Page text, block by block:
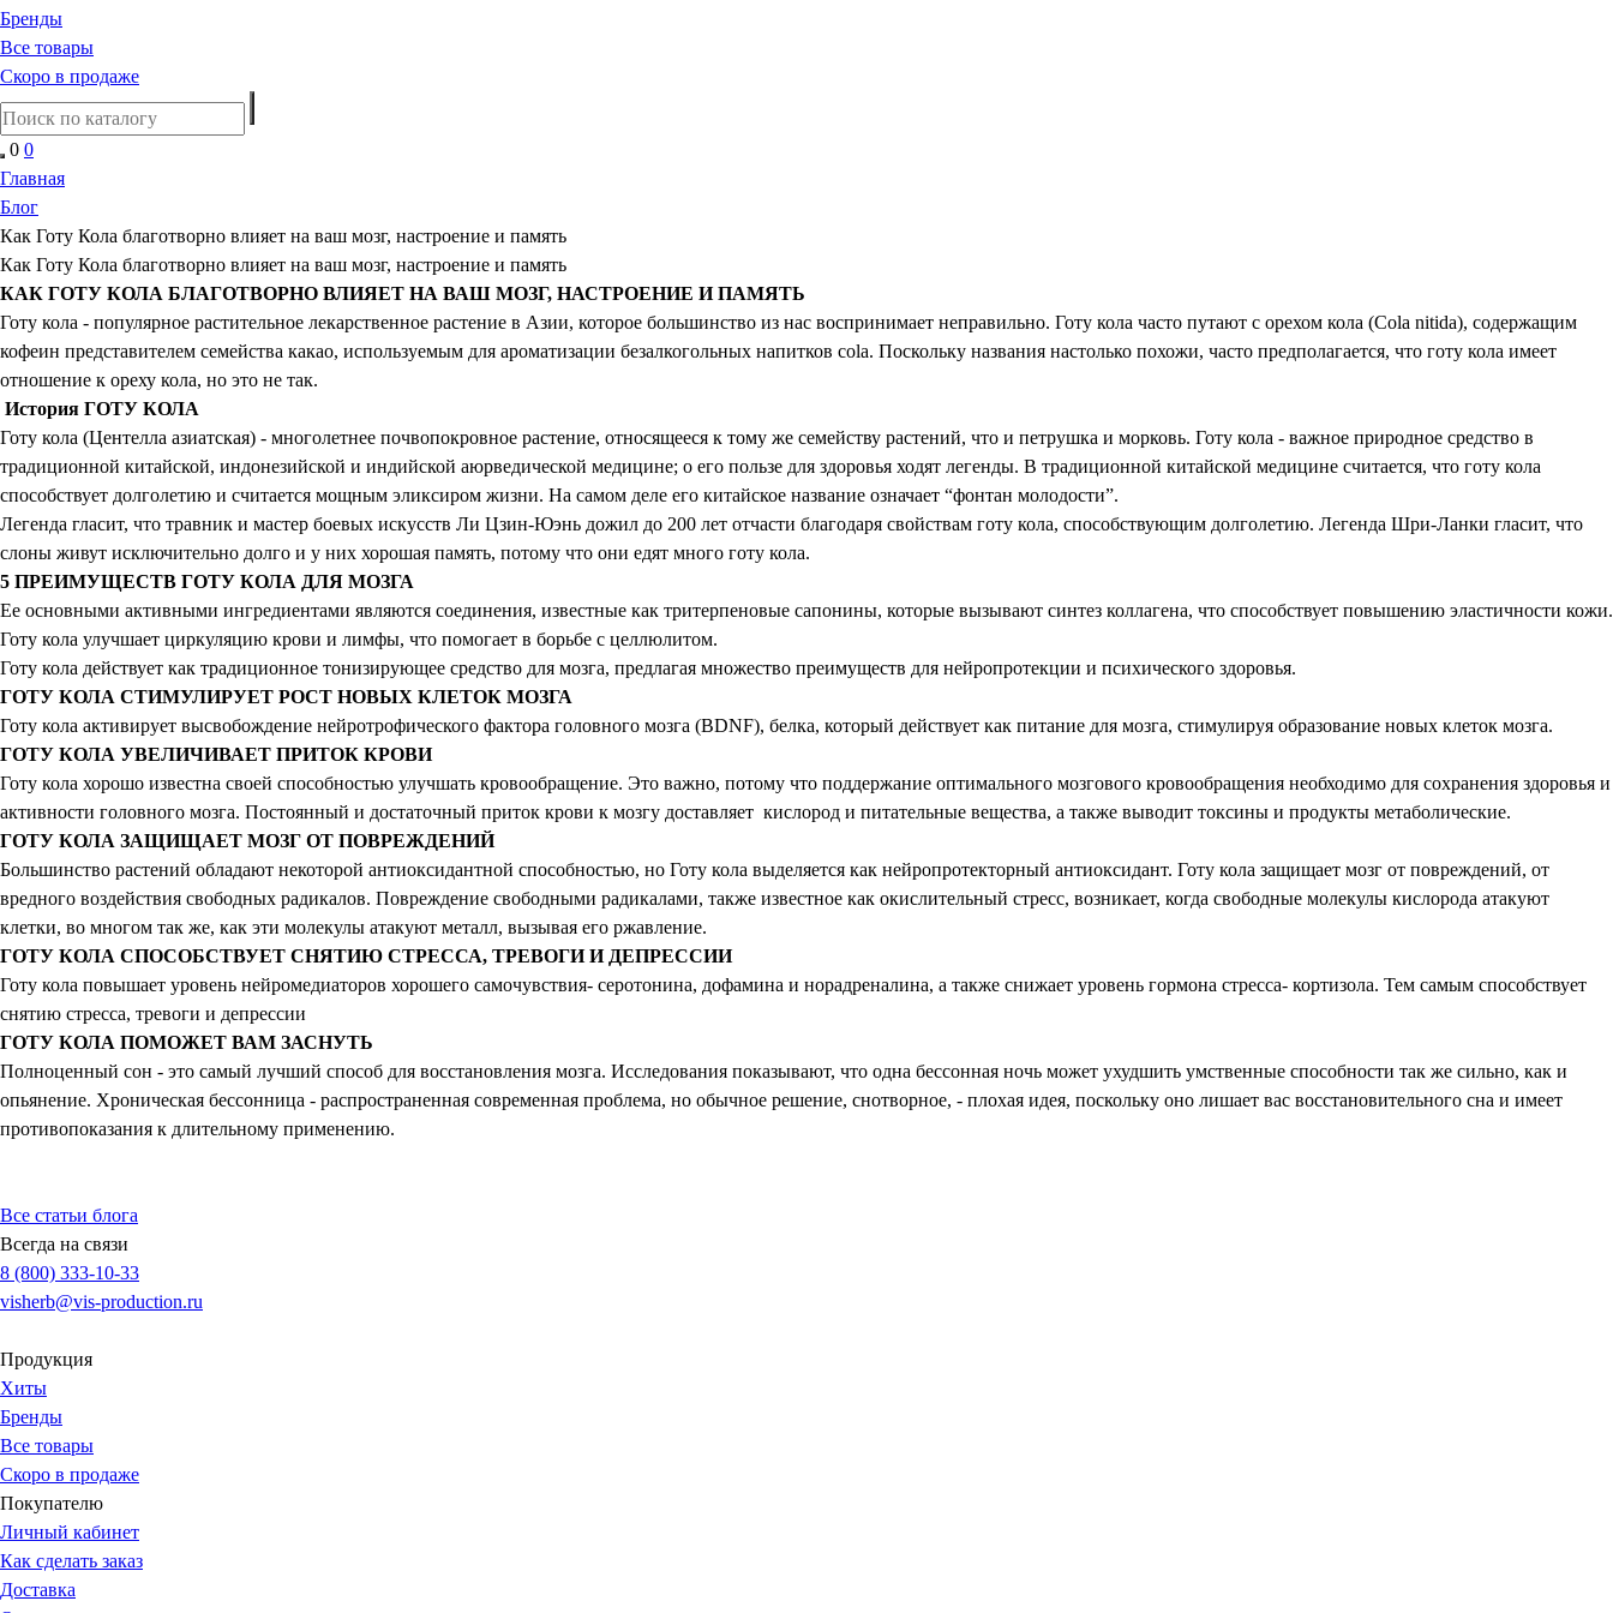
Бренды
Все товары
Скоро в продаже
0 0
Главная
Блог
Как Готу Кола благотворно влияет на ваш мозг, настроение и память
Как Готу Кола благотворно влияет на ваш мозг, настроение и память
КАК ГОТУ КОЛА БЛАГОТВОРНО ВЛИЯЕТ НА ВАШ МОЗГ, НАСТРОЕНИЕ И ПАМЯТЬ
Готу кола - популярное растительное лекарственное растение в Азии, которое большинство из нас воспринимает неправильно. Готу кола часто путают с орехом кола (Cola nitida), содержащим
кофеин представителем семейства какао, используемым для ароматизации безалкогольных напитков cola. Поскольку названия настолько похожи, часто предполагается, что готу кола имеет
отношение к ореху кола, но это не так.
История ГОТУ КОЛА
Готу кола (Центелла азиатская) - многолетнее почвопокровное растение, относящееся к тому же семейству растений, что и петрушка и морковь. Готу кола - важное природное средство в
традиционной китайской, индонезийской и индийской аюрведической медицине; о его пользе для здоровья ходят легенды. В традиционной китайской медицине считается, что готу кола
способствует долголетию и считается мощным эликсиром жизни. На самом деле его китайское название означает “фонтан молодости”.
Легенда гласит, что травник и мастер боевых искусств Ли Цзин-Юэнь дожил до 200 лет отчасти благодаря свойствам готу кола, способствующим долголетию. Легенда Шри-Ланки гласит, что
слоны живут исключительно долго и у них хорошая память, потому что они едят много готу кола.
5 ПРЕИМУЩЕСТВ ГОТУ КОЛА ДЛЯ МОЗГА
Ее основными активными ингредиентами являются соединения, известные как тритерпеновые сапонины, которые вызывают синтез коллагена, что способствует повышению эластичности кожи.
Готу кола улучшает циркуляцию крови и лимфы, что помогает в борьбе с целлюлитом.
Готу кола действует как традиционное тонизирующее средство для мозга, предлагая множество преимуществ для нейропротекции и психического здоровья.
ГОТУ КОЛА СТИМУЛИРУЕТ РОСТ НОВЫХ КЛЕТОК МОЗГА
Готу кола активирует высвобождение нейротрофического фактора головного мозга (BDNF), белка, который действует как питание для мозга, стимулируя образование новых клеток мозга.
ГОТУ КОЛА УВЕЛИЧИВАЕТ ПРИТОК КРОВИ
Готу кола хорошо известна своей способностью улучшать кровообращение. Это важно, потому что поддержание оптимального мозгового кровообращения необходимо для сохранения здоровья и
активности головного мозга. Постоянный и достаточный приток крови к мозгу доставляет кислород и питательные вещества, а также выводит токсины и продукты метаболические.
ГОТУ КОЛА ЗАЩИЩАЕТ МОЗГ ОТ ПОВРЕЖДЕНИЙ
Большинство растений обладают некоторой антиоксидантной способностью, но Готу кола выделяется как нейропротекторный антиоксидант. Готу кола защищает мозг от повреждений, от
вредного воздействия свободных радикалов. Повреждение свободными радикалами, также известное как окислительный стресс, возникает, когда свободные молекулы кислорода атакуют
клетки, во многом так же, как эти молекулы атакуют металл, вызывая его ржавление.
ГОТУ КОЛА СПОСОБСТВУЕТ СНЯТИЮ СТРЕССА, ТРЕВОГИ И ДЕПРЕССИИ
Готу кола повышает уровень нейромедиаторов хорошего самочувствия- серотонина, дофамина и норадреналина, а также снижает уровень гормона стресса- кортизола. Тем самым способствует
снятию стресса, тревоги и депрессии
ГОТУ КОЛА ПОМОЖЕТ ВАМ ЗАСНУТЬ
Полноценный сон - это самый лучший способ для восстановления мозга. Исследования показывают, что одна бессонная ночь может ухудшить умственные способности так же сильно, как и
опьянение. Хроническая бессонница - распространенная современная проблема, но обычное решение, снотворное, - плохая идея, поскольку оно лишает вас восстановительного сна и имеет
противопоказания к длительному применению.
Все статьи блога
Всегда на связи
8 (800) 333-10-33
visherb@vis-production.ru
Продукция
Хиты
Бренды
Все товары
Скоро в продаже
Покупателю
Личный кабинет
Как сделать заказ
Доставка